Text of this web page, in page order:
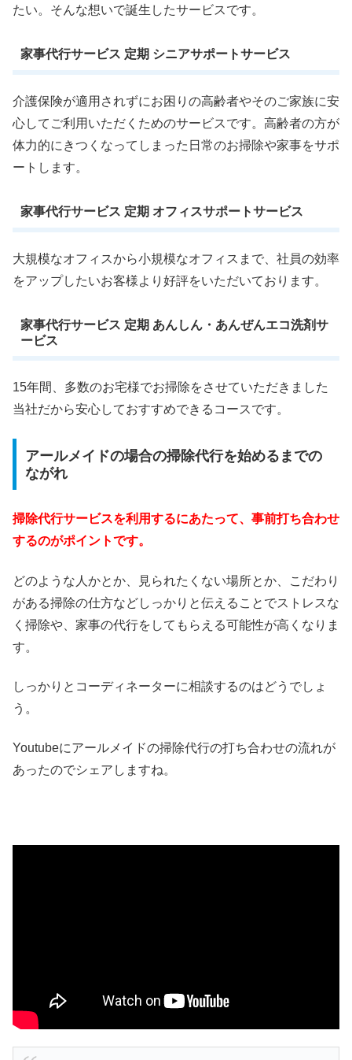
たい。そんな想いで誕生したサービスです。
家事代行サービス 定期 シニアサポートサービス
介護保険が適用されずにお困りの高齢者やそのご家族に安
心してご利用いただくためのサービスです。高齢者の方が
体力的にきつくなってしまった日常のお掃除や家事をサポ
ートします。
家事代行サービス 定期 オフィスサポートサービス
大規模なオフィスから小規模なオフィスまで、社員の効率
をアップしたいお客様より好評をいただいております。
家事代行サービス 定期 あんしん・あんぜんエコ洗剤サ
ービス
15年間、多数のお宅様でお掃除をさせていただきました
当社だから安心しておすすめできるコースです。
アールメイドの場合の掃除代行を始めるまでの
ながれ
掃除代行サービスを利用するにあたって、事前打ち合わせ
するのがポイントです。
どのような人かとか、見られたくない場所とか、こだわり
がある掃除の仕方などしっかりと伝えることでストレスな
く掃除や、家事の代行をしてもらえる可能性が高くなりま
す。
しっかりとコーディネーターに相談するのはどうでしょ
う。
Youtubeにアールメイドの掃除代行の打ち合わせの流れが
あったのでシェアしますね。